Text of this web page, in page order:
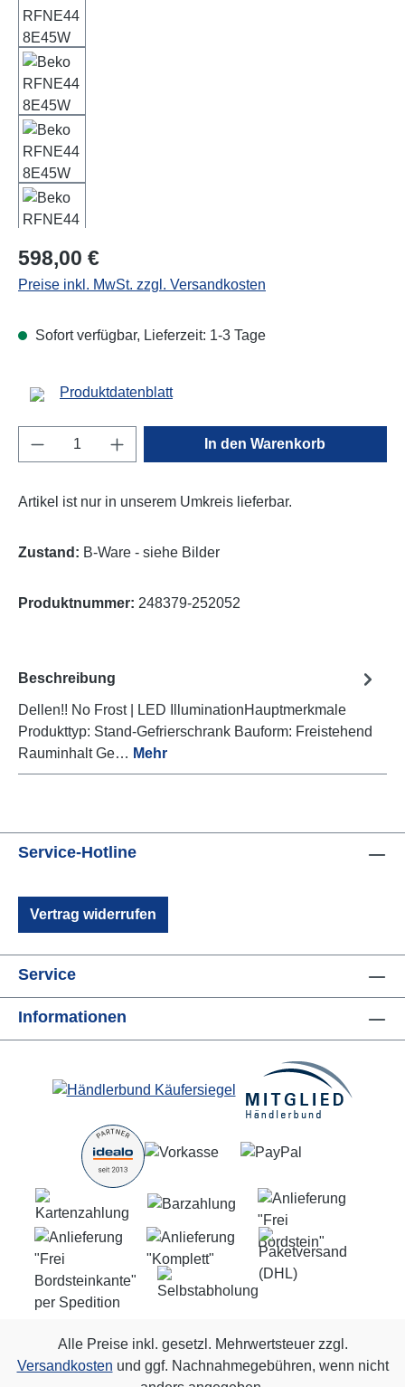
Regulärer Preis:
598,00 €
Preise inkl. MwSt. zzgl. Versandkosten
Sofort verfügbar, Lieferzeit: 1-3 Tage
Produktdatenblatt
Produkt Anzahl: Gib den gewünschten
In den Warenkorb
Artikel ist nur in unserem Umkreis lieferbar.
Zustand: B-Ware - siehe Bilder
Produktnummer: 248379-252052
Beschreibung
Dellen!! No Frost | LED IlluminationHauptmerkmale
Produkttyp: Stand-Gefrierschrank Bauform: Freistehend
Rauminhalt Ge… Mehr
Service-Hotline
Vertrag widerrufen
Service
Informationen
Alle Preise inkl. gesetzl. Mehrwertsteuer zzgl.
Versandkosten und ggf. Nachnahmegebühren, wenn nicht